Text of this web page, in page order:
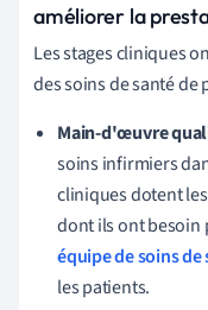
améliorer la
Les stages cliniques
des soins de santé de
Main-d'œuvre
soins infirmiers
cliniques dotent
dont ils ont besoin
équipe de soins de
les patients.